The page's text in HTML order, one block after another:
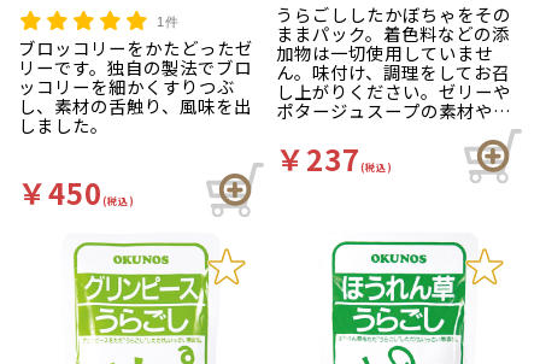
1件
ブロッコリーをかたどったゼ
リーです。独自の製法でブロ
ッコリーを細かくすりつぶ
し、素材の舌触り、風味を出
しました。
￥450(税込)
うらごししたかぼちゃをその
ままパック。着色料などの添
加物は一切使用していませ
ん。味付け、調理をしてお召
し上がりください。ゼリーや
ポタージュスープの素材や、
離乳食として幅広くご利用い
ただけます。
￥237(税込)